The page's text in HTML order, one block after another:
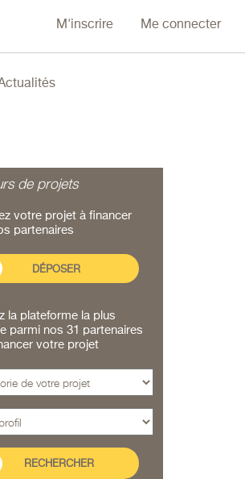
M'inscrire Me connecter
de projets
votre projet à financer
partenaires
DÉPOSER
la plateforme la plus
parmi nos 31 partenaires
votre projet